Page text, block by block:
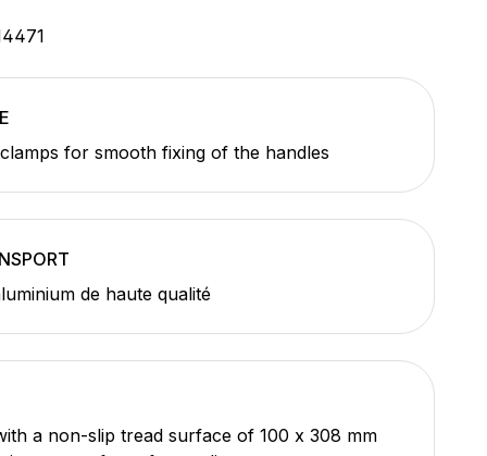
for smooth fixing of the handles
de haute qualité
a non-slip tread surface of 100 x 308 mm